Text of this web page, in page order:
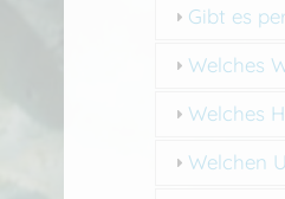
Gibt es
Welches
Welches
Welchen